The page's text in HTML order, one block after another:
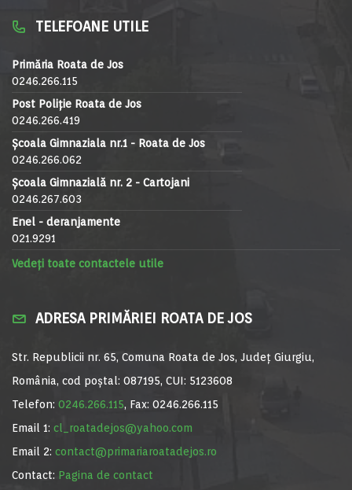
TELEFOANE UTILE
Primăria Roata de Jos
0246.266.115
Post Poliție Roata de Jos
0246.266.419
Școala Gimnaziala nr.1 - Roata de Jos
0246.266.062
Școala Gimnazială nr. 2 - Cartojani
0246.267.603
Enel - deranjamente
021.9291
Vedeți toate contactele utile
ADRESA PRIMĂRIEI ROATA DE JOS
Str. Republicii nr. 65, Comuna Roata de Jos, Județ Giurgiu,
România, cod poștal: 087195, CUI: 5123608
Telefon: 0246.266.115, Fax: 0246.266.115
Email 1: cl_roatadejos@yahoo.com
Email 2: contact@primariaroatadejos.ro
Contact: Pagina de contact